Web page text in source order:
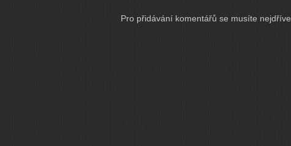
Pro přidávání komentářů se musíte nejdříve